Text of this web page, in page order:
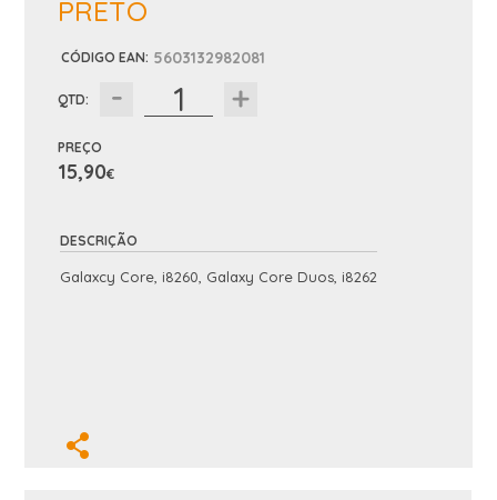
PRETO
CÓDIGO EAN: 5603132982081
QTD:
PREÇO
15,90€
DESCRIÇÃO
Galaxcy Core, i8260, Galaxy Core Duos, i8262